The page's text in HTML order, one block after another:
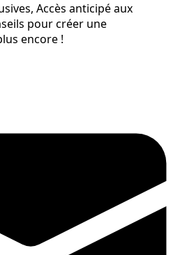
Accès anticipé aux
pour créer une
encore !